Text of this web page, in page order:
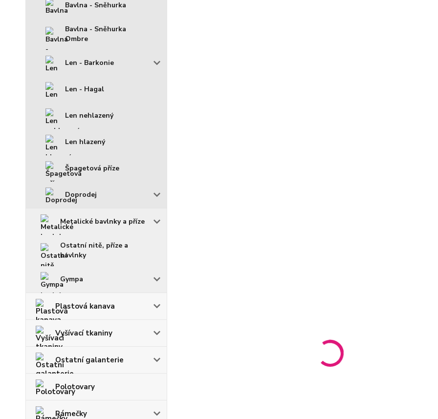
Bavlna - Sněhurka
Bavlna - Sněhurka
Ombre
Len - Barkonie
Len - Hagal
Len nehlazený
Len hlazený
Špagetová příze
Doprodej
Metalické bavlnky a příze
Ostatní nitě, příze a
bavlnky
Gympa
Plastová kanava
Vyšívací tkaniny
Ostatní galanterie
Polotovary
Rámečky